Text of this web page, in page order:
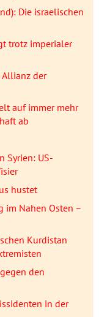
Die israelischen
trotz imperialer
der
auf immer mehr
ab
Syrien: US-
hustet
im Nahen Osten –
Kurdistan
den
in der